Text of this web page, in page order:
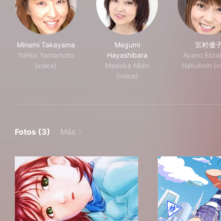
Minami Takayama
Yohko Yamamoto
(voice)
Megumi
Hayashibara
Madoka Mido
(voice)
宮村優
Ayano
Hakuhoin
Fotos (3) Más